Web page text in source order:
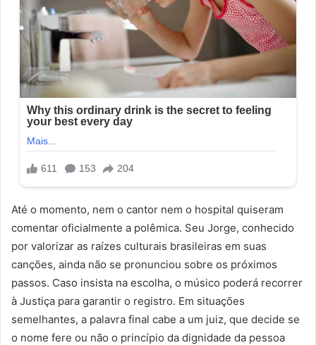
Até o momento, nem o cantor nem o hospital quiseram
comentar oficialmente a polêmica. Seu Jorge, conhecido
por valorizar as raízes culturais brasileiras em suas
canções, ainda não se pronunciou sobre os próximos
passos. Caso insista na escolha, o músico poderá recorrer
à Justiça para garantir o registro. Em situações
semelhantes, a palavra final cabe a um juiz, que decide se
o nome fere ou não o princípio da dignidade da pessoa